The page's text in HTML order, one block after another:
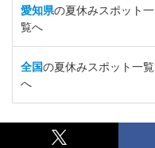
愛知県の夏休みスポット一
覧へ
全国の夏休みスポット一覧
へ